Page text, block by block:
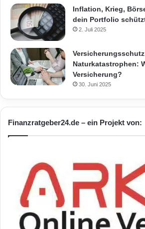
Inflation, Krieg,
dein Portfolio
2. Juli 2025
Naturkatastrophen:
Versicherung?
30. Juni 2025
Finanzratgeber24.de – ein Projekt von: